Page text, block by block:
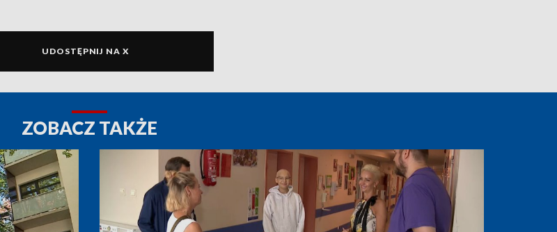
UDOSTĘPNIJ NA X
ZOBACZ TAKŻE